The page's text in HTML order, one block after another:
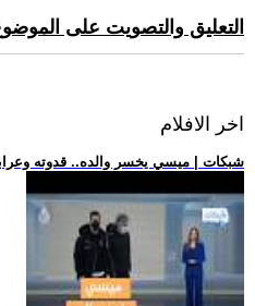
التعليق والتصويت على
اخر الافلام
.. شبكات | ميسي يخسر والده.. قدوته